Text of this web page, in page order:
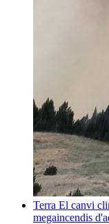
Terra El canvi
megaincendis